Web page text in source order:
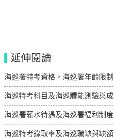
延伸閱讀
海巡署特考資格，海巡署年齡限
海巡特考科目及海巡體能測驗與
海巡署薪水待遇及海巡署福利制
海巡特考錄取率及海巡職缺與缺